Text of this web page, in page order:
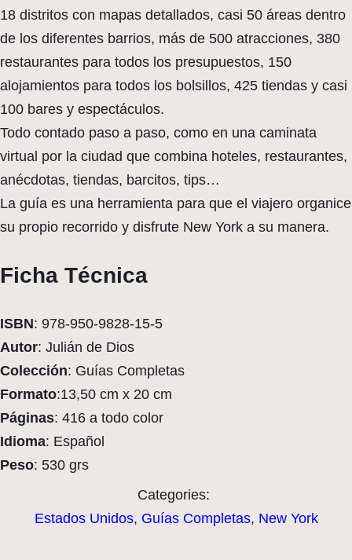
18 distritos con mapas detallados, casi 50 áreas dentro
de los diferentes barrios, más de 500 atracciones, 380
restaurantes para todos los presupuestos, 150
alojamientos para todos los bolsillos, 425 tiendas y casi
100 bares y espectáculos.
Todo contado paso a paso, como en una caminata
virtual por la ciudad que combina hoteles, restaurantes,
anécdotas, tiendas, barcitos, tips…
La guía es una herramienta para que el viajero organice
su propio recorrido y disfrute New York a su manera.
Ficha Técnica
ISBN: 978-950-9828-15-5
Autor: Julián de Dios
Colección: Guías Completas
Formato:13,50 cm x 20 cm
Páginas: 416 a todo color
Idioma: Español
Peso: 530 grs
Categories:
Estados Unidos, Guías Completas, New York